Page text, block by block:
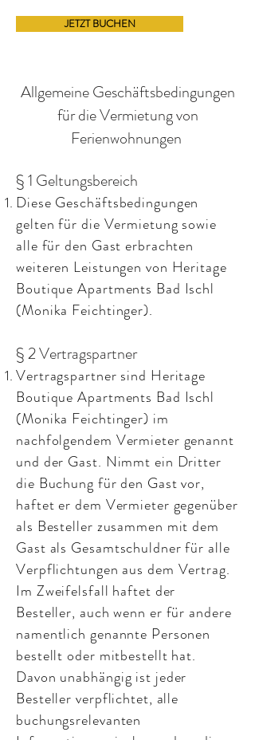
JETZT BUCHEN
Allgemeine Geschäftsbedingungen
für die Vermietung von
Ferienwohnungen
§ 1 Geltungsbereich
Diese Geschäftsbedingungen
gelten für die Vermietung sowie
alle für den Gast erbrachten
weiteren Leistungen von Heritage
Boutique Apartments Bad Ischl
(Monika Feichtinger).
§ 2 Vertragspartner
Vertragspartner sind Heritage
Boutique Apartments Bad Ischl
(Monika Feichtinger) im
nachfolgendem Vermieter genannt
und der Gast. Nimmt ein Dritter
die Buchung für den Gast vor,
haftet er dem Vermieter gegenüber
als Besteller zusammen mit dem
Gast als Gesamtschuldner für alle
Verpflichtungen aus dem Vertrag.
Im Zweifelsfall haftet der
Besteller, auch wenn er für andere
namentlich genannte Personen
bestellt oder mitbestellt hat.
Davon unabhängig ist jeder
Besteller verpflichtet, alle
buchungsrelevanten